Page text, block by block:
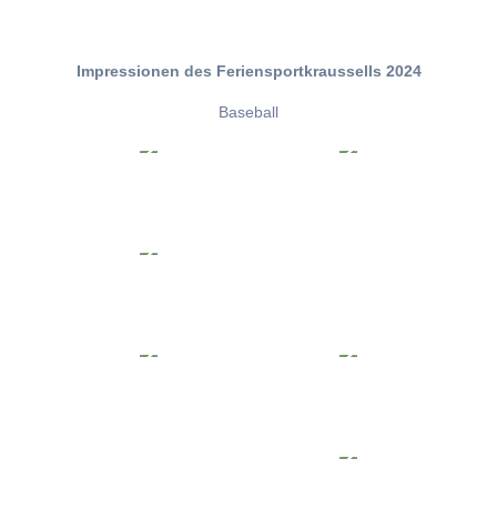
Impressionen des Feriensportkraussells 2024
Baseball